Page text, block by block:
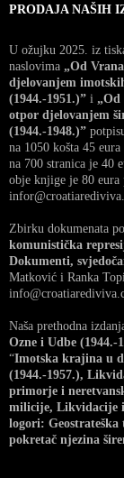
PRODAJA NAŠIH
U ožujku 2025. iz
naslovima „Od
djelovanjem
(1944.-1951.)” i
otpor djelovanjem
(1944.-1948.)”
na 1050 košta 45
na 700 stranica je 40
obje knjige je 80 eura
Zbirku dokumenata
komunistička
Dokumenti,
Matković i Ranka
Naša prethodna
Ozne i Udbe
“Imotska krajina u
(1944.-1957.),
primorje i
milicije, Likvidacije
logori:
pokretač njezina